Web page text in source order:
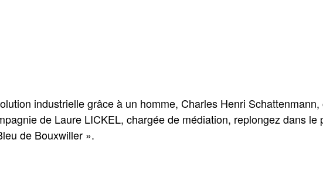
industrielle grâce à un homme, Charles Henri Schattenmann,
de Laure LICKEL, chargée de médiation, replongez dans le
de Bouxwiller ».